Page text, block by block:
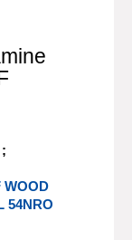
;
WOOD
54NRO